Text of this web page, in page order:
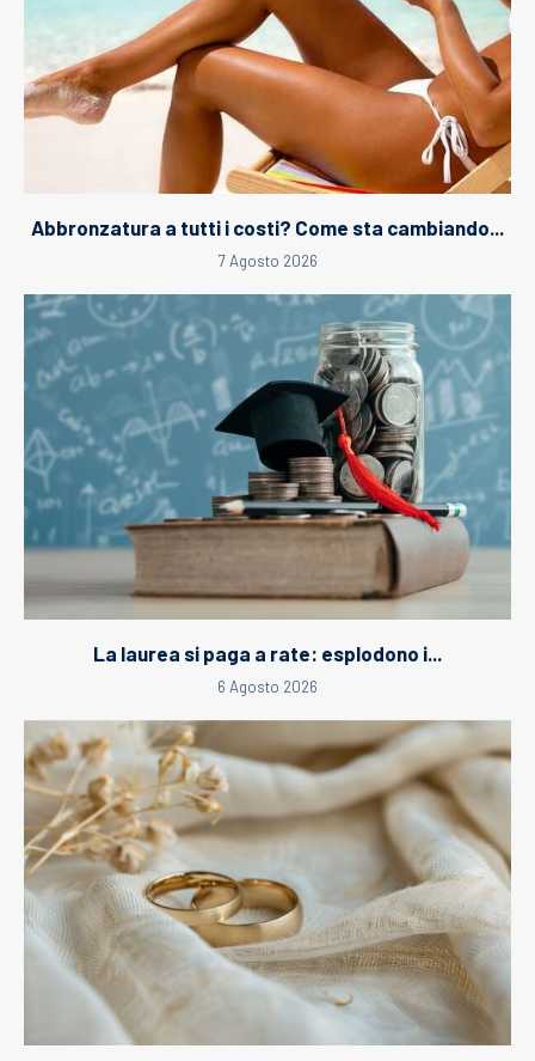
Abbronzatura a tutti i costi? Come sta cambiando...
7 Agosto 2026
La laurea si paga a rate: esplodono i...
6 Agosto 2026